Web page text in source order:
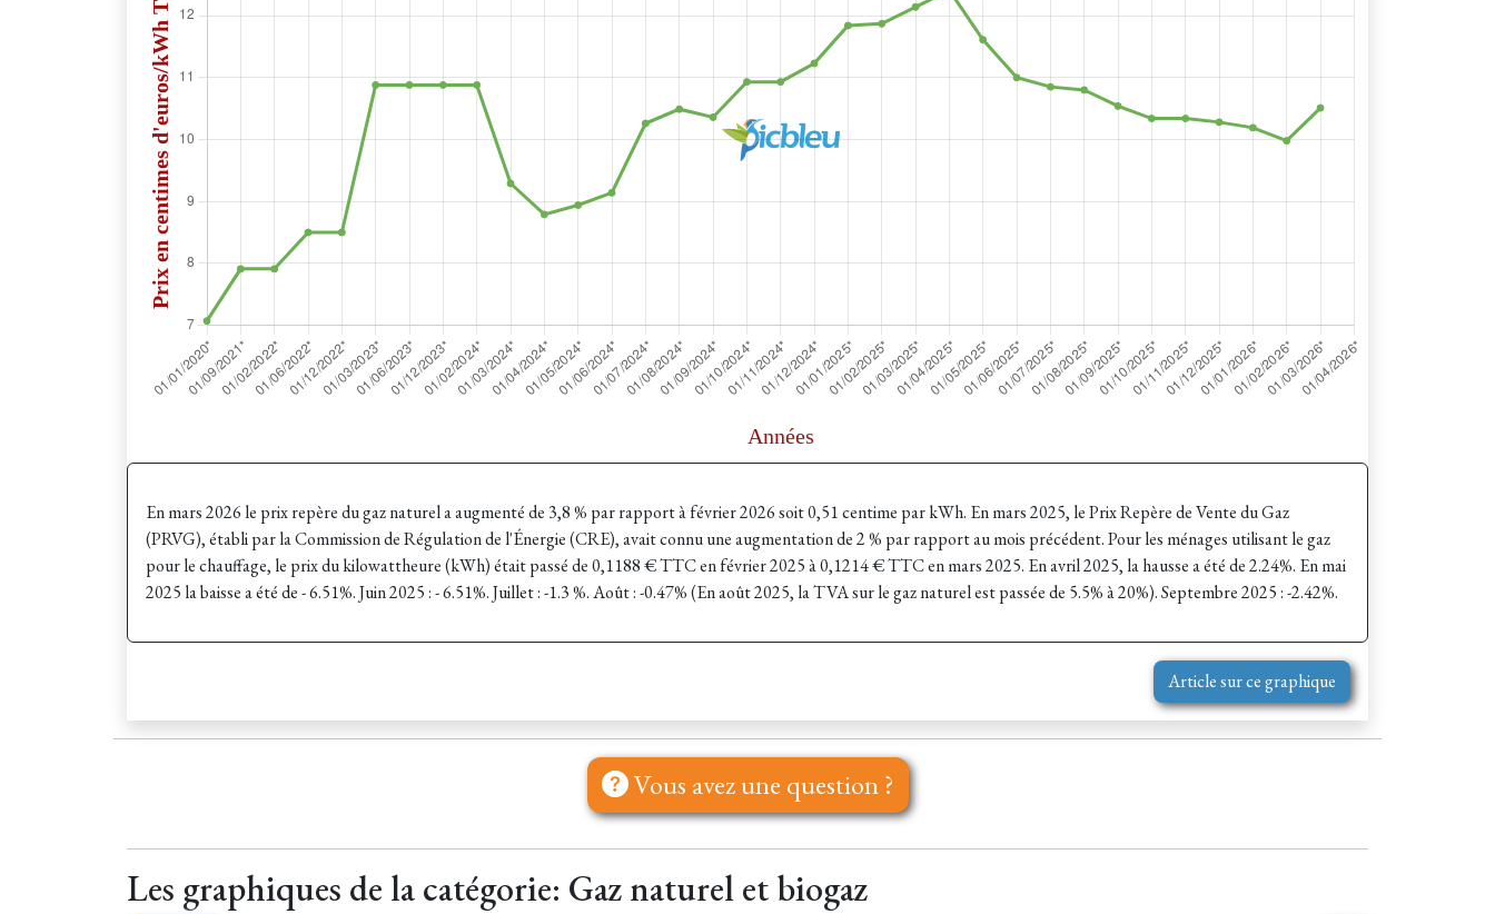
En mars 2026 le prix repère du gaz naturel a augmenté de 3,8 % par rapport à février 2026 soit 0,51 centime par kWh. En mars 2025, le Prix Repère de Vente du Gaz
(PRVG), établi par la Commission de Régulation de l'Énergie (CRE), avait connu une augmentation de 2 % par rapport au mois précédent. Pour les ménages utilisant le gaz
pour le chauffage, le prix du kilowattheure (kWh) était passé de 0,1188 € TTC en février 2025 à 0,1214 € TTC en mars 2025. En avril 2025, la hausse a été de 2.24%. En mai
2025 la baisse a été de - 6.51%. Juin 2025 : - 6.51%. Juillet : -1.3 %. Août : -0.47% (En août 2025, la TVA sur le gaz naturel est passée de 5.5% à 20%).Septembre 2025 : -2.42%.
Article sur ce graphique
Vous avez une question ?
Les graphiques de la catégorie: Gaz naturel et biogaz